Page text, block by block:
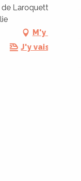
de Laroquette,
M'y rendre
J'y vais en train